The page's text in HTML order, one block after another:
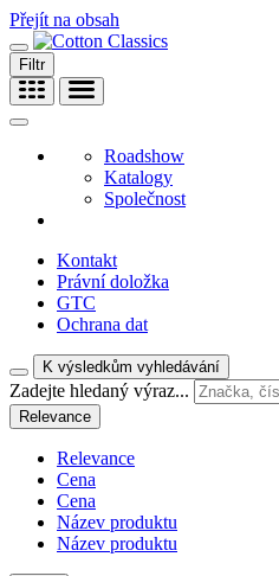
Přejít na obsah
Filtr
Roadshow
Katalogy
Společnost
Kontakt
Právní doložka
GTC
Ochrana dat
K výsledkům vyhledávání
Zadejte hledaný výraz...
Relevance
Relevance
Cena
Cena
Název produktu
Název produktu